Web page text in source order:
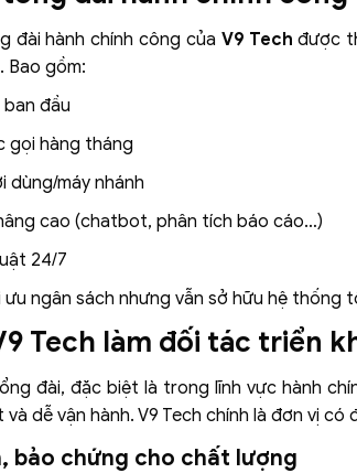
đài hành chính công của V9 Tech được
Bao gồm:
ban đầu
gọi hàng tháng
dùng/máy nhánh
cao (chatbot, phân tích báo cáo…)
24/7
ngân sách nhưng vẫn sở hữu hệ thống
Tech làm đối tác triển
đài, đặc biệt là trong lĩnh vực hành
dễ vận hành. V9 Tech chính là đơn vị
bảo chứng cho chất lượng